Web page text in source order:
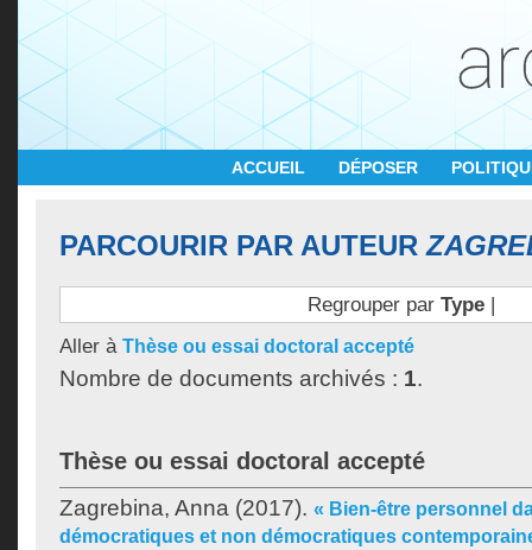
ACCUEIL DÉPOSER
PARCOURIR PAR AUTEUR
Regrouper par Type|
Aller à Thèse ou essai doctoral accepté
Nombre de documents archivés : 1.
Thèse ou essai doctoral accepté
Zagrebina, Anna (2017). « Bien-être personnel
démocratiques et non démocratiques